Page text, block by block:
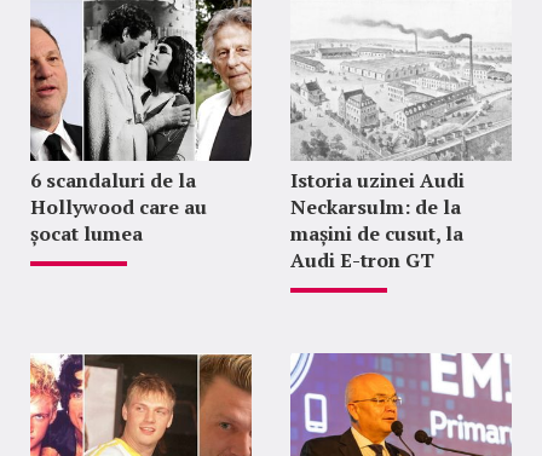
6 scandaluri de la
Hollywood care au
șocat lumea
Istoria uzinei Audi
Neckarsulm: de la
mașini de cusut, la
Audi E-tron GT